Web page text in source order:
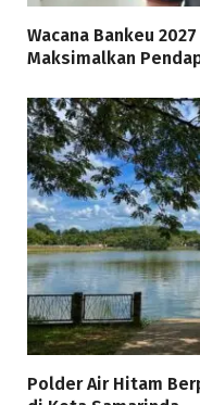
Wacana Bankeu
Maksimalkan
Polder Air Hitam